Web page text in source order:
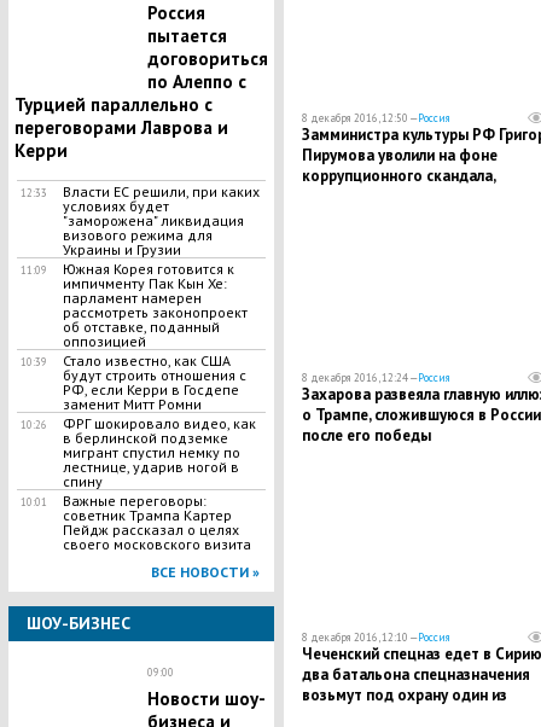
Россия
пытается
договориться
по Алеппо с
Турцией параллельно с
переговорами Лаврова и
Керри
12:33
Власти ЕС решили, при каких
условиях будет
"заморожена" ликвидация
визового режима для
Украины и Грузии
11:09
Южная Корея готовится к
импичменту Пак Кын Хе:
парламент намерен
рассмотреть законопроект
об отставке, поданный
оппозицией
10:39
Стало известно, как США
будут строить отношения с
РФ, если Керри в Госдепе
заменит Митт Ромни
10:26
ФРГ шокировало видео, как
в берлинской подземке
мигрант спустил немку по
лестнице, ударив ногой в
спину
10:01
Важные переговоры:
советник Трампа Картер
Пейдж рассказал о целях
своего московского визита
ВСЕ НОВОСТИ »
ШОУ-БИЗНЕС
09:00
Новости шоу-
бизнеса и
8 декабря 2016, 12:50 —Россия
Замминистра культуры РФ
Пирумова уволили на фоне
коррупционного скандала,
8 декабря 2016, 12:24 —Россия
Захарова развеяла главную
о Трампе, сложившуюся в России
после его победы
8 декабря 2016, 12:10 —Россия
Чеченский спецназ едет в
два батальона спецназначения
возьмут под охрану один из